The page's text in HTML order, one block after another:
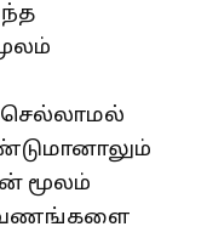
செல்லாமல்
மூலம்